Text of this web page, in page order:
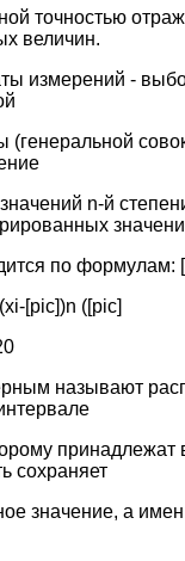
точностью
величин.
измерений -
(генеральной
n-й
по формулам:
[pic])n ([pic]
называют
сохраняет
значение, а